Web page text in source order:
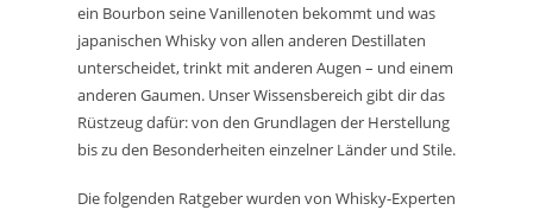
ein Bourbon seine Vanillenoten bekommt und was
japanischen Whisky von allen anderen Destillaten
unterscheidet, trinkt mit anderen Augen – und einem
anderen Gaumen. Unser Wissensbereich gibt dir das
Rüstzeug dafür: von den Grundlagen der Herstellung
bis zu den Besonderheiten einzelner Länder und Stile.
Die folgenden Ratgeber wurden von Whisky-Experten